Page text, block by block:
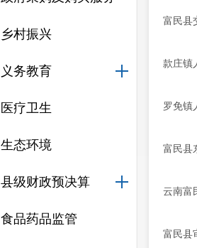
乡村振兴
义务教育
医疗卫生
生态环境
县级财政预决算
食品药品监管
富民县
款庄镇
罗免镇
富民县
云南富
富民县